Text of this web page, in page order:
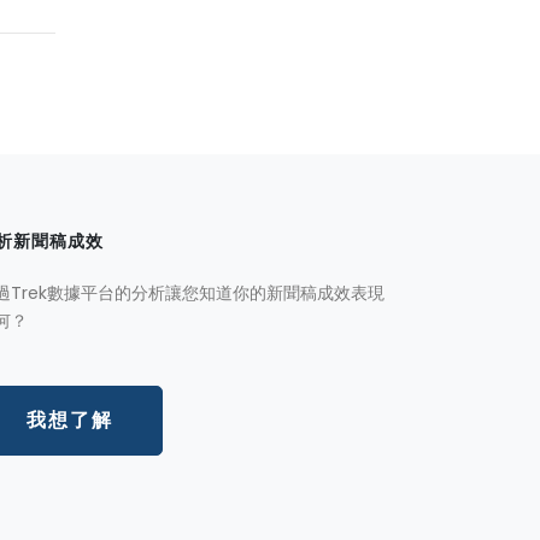
新聞稿成效
Trek數據平台的分析讓您知道你的新聞稿成效表現
？
我想了解